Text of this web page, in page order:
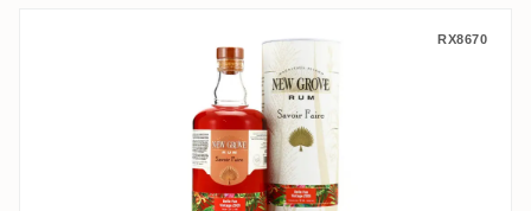
Grays New Grove Savoir-Faire Belle Vue
RX8670